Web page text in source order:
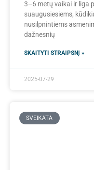
3–6 metų vaikai ir liga
suaugusiesiems,
nusilpnintiems
dažnesnių
SKAITYTI STRAIPSNĮ »
2025-07-29
SVEIKATA